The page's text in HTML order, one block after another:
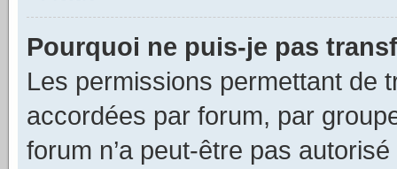
Pourquoi ne puis-je pas
Les permissions permettant de
accordées par forum, par
forum n’a peut-être pas